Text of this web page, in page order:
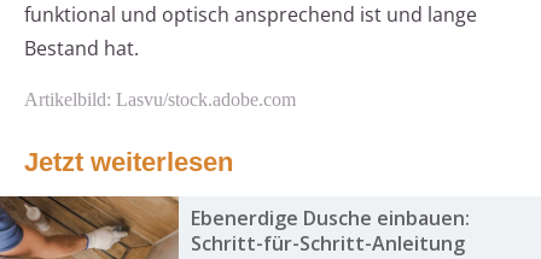
funktional und optisch ansprechend ist und lange
Bestand hat.
Artikelbild: Lasvu/stock.adobe.com
Jetzt weiterlesen
Ebenerdige Dusche einbauen:
Schritt-für-Schritt-Anleitung